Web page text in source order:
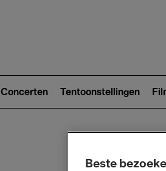
Concerten Tentoonstellingen
Beste